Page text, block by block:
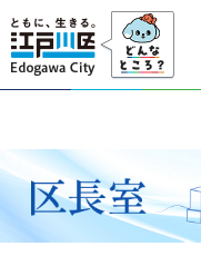
江戸川区